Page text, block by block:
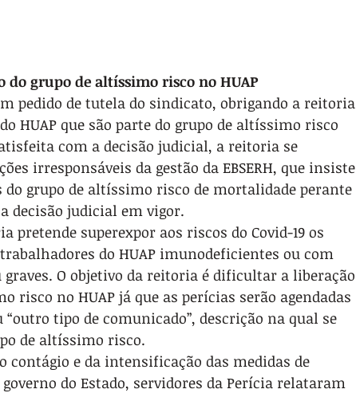
grupo de altíssimo risco no HUAP
pedido de tutela do sindicato, obrigando a reitoria
HUAP que são parte do grupo de altíssimo risco
com a decisão judicial, a reitoria se
irresponsáveis da gestão da EBSERH, que insiste
grupo de altíssimo risco de mortalidade perante
decisão judicial em vigor.
superexpor aos riscos do Covid-19 os
do HUAP imunodeficientes ou com
O objetivo da reitoria é dificultar a liberação
risco no HUAP já que as perícias serão agendadas
tipo de comunicado”, descrição na qual se
de altíssimo risco.
e da intensificação das medidas de
do Estado, servidores da Perícia relataram